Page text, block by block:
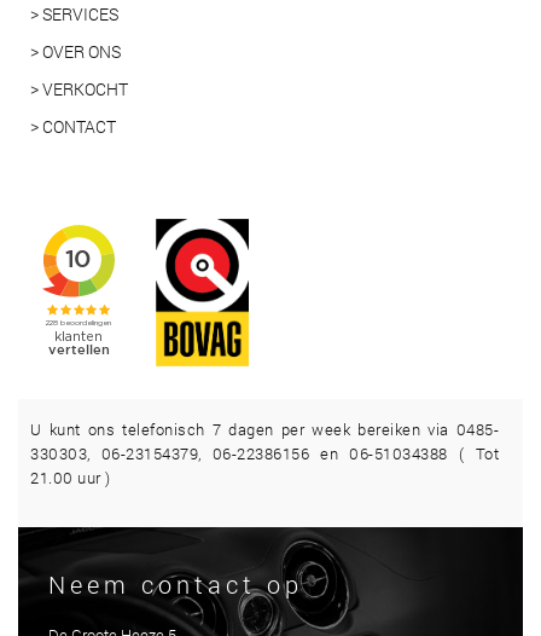
> SERVICES
> OVER ONS
> VERKOCHT
> CONTACT
U kunt ons telefonisch 7 dagen per week bereiken via 0485-
330303, 06-23154379, 06-22386156 en 06-51034388 ( Tot
21.00 uur )
Neem contact op